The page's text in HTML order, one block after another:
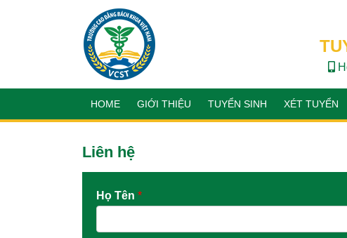
HOME GIỚI THIỆU TUYỂN SINH XÉT TUYỂN
Liên hệ
Họ Tên *